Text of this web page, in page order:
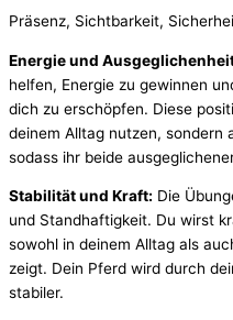
Präsenz, Sichtbarkeit,
Energie und
helfen, Energie zu gewinnen
dich zu erschöpfen. Diese
deinem Alltag nutzen, sondern
sodass ihr beide
Stabilität und Kraft: Die
und Standhaftigkeit. Du wirst
sowohl in deinem Alltag als
zeigt. Dein Pferd wird durch
stabiler.